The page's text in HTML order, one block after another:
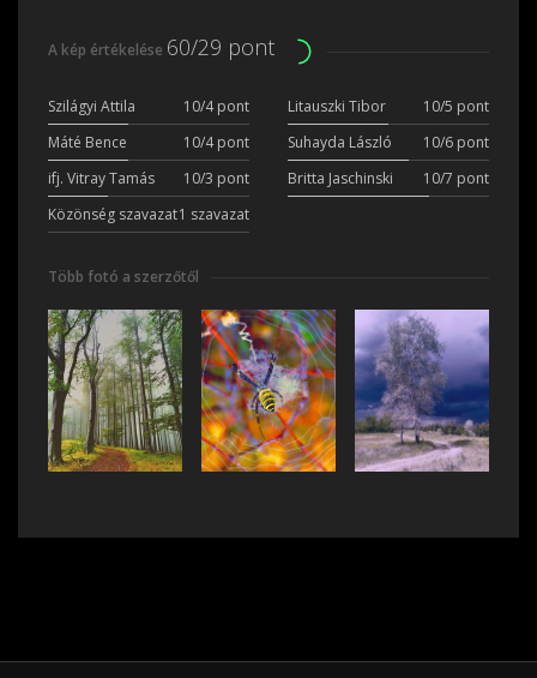
A kép értékelése 60/29 pont
Szilágyi Attila 10/4 pont Litauszki Tibor
10/5 pont
Máté Bence
10/4 pont Suhayda László
10/6 pont
ifj. Vitray Tamás
10/3 pont Britta Jaschinski
10/7 pont
Közönség szavazat1 szavazat
Több fotó a szerzőtől